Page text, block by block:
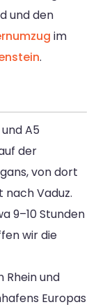
und den
im
.
A5
der
von dort
nach Vaduz.
9–10 Stunden
wir die
Rhein und
Europas